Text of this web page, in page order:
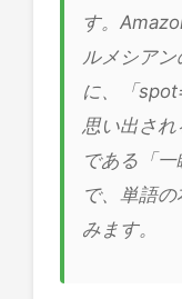
す。
ルメシア
に、「
思い出さ
である「
で、単語
みます。